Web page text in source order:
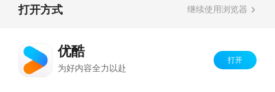
打开方式 继续使用浏览器
优酷
为好内容全力以赴
打开